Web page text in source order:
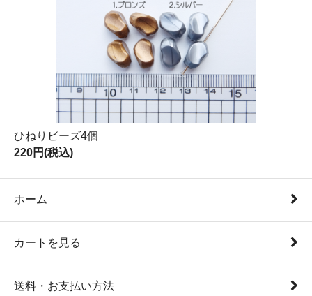
ひねりビーズ4個
220円(税込)
ホーム
カートを見る
送料・お支払い方法